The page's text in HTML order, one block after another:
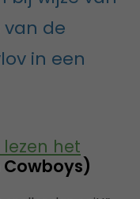
de
in een
het